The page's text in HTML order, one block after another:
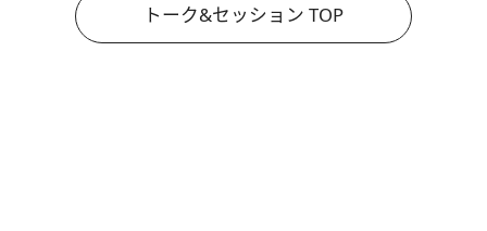
トーク&セッション TOP